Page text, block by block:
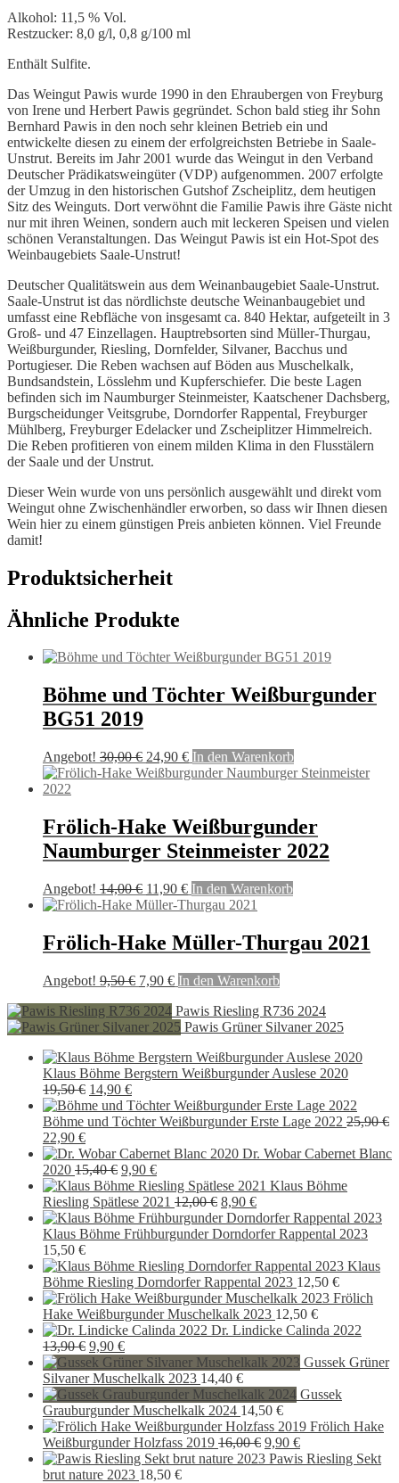
Alkohol: 11,5 % Vol.
Restzucker: 8,0 g/l, 0,8 g/100 ml
Enthält Sulfite.
Das Weingut Pawis wurde 1990 in den Ehraubergen von Freyburg
von Irene und Herbert Pawis gegründet. Schon bald stieg ihr Sohn
Bernhard Pawis in den noch sehr kleinen Betrieb ein und
entwickelte diesen zu einem der erfolgreichsten Betriebe in Saale-
Unstrut. Bereits im Jahr 2001 wurde das Weingut in den Verband
Deutscher Prädikatsweingüter (VDP) aufgenommen. 2007 erfolgte
der Umzug in den historischen Gutshof Zscheiplitz, dem heutigen
Sitz des Weinguts. Dort verwöhnt die Familie Pawis ihre Gäste nicht
nur mit ihren Weinen, sondern auch mit leckeren Speisen und vielen
schönen Veranstaltungen. Das Weingut Pawis ist ein Hot-Spot des
Weinbaugebiets Saale-Unstrut!
Deutscher Qualitätswein aus dem Weinanbaugebiet Saale-Unstrut.
Saale-Unstrut ist das nördlichste deutsche Weinanbaugebiet und
umfasst eine Rebfläche von insgesamt ca. 840 Hektar, aufgeteilt in 3
Groß- und 47 Einzellagen. Hauptrebsorten sind Müller-Thurgau,
Weißburgunder, Riesling, Dornfelder, Silvaner, Bacchus und
Portugieser. Die Reben wachsen auf Böden aus Muschelkalk,
Bundsandstein, Lösslehm und Kupferschiefer. Die beste Lagen
befinden sich im Naumburger Steinmeister, Kaatschener Dachsberg,
Burgscheidunger Veitsgrube, Dorndorfer Rappental, Freyburger
Mühlberg, Freyburger Edelacker und Zscheiplitzer Himmelreich.
Die Reben profitieren von einem milden Klima in den Flusstälern
der Saale und der Unstrut.
Dieser Wein wurde von uns persönlich ausgewählt und direkt vom
Weingut ohne Zwischenhändler erworben, so dass wir Ihnen diesen
Wein hier zu einem günstigen Preis anbieten können. Viel Freunde
damit!
Produktsicherheit
Ähnliche Produkte
Böhme und Töchter Weißburgunder
BG51 2019
Angebot! 30,00€ Ursprünglicher
Preis
24,90 €Aktueller
Preis
In den Warenkorb
Frölich-Hake Weißburgunder
Naumburger Steinmeister 2022
Angebot! 14,00€ Ursprünglicher
Preis
14,00 €
11,90 €Aktueller
Preis
11,90 €.
In den Warenkorb
Frölich-Hake Müller-Thurgau 2021
Angebot! 9,50€ Ursprünglicher
war:
9,50 €
7,90 €Aktueller
ist:
7,90 €.
In den Warenkorb
Pawis Riesling R736 2024
Pawis Grüner Silvaner 2025
Klaus Böhme Bergstern Weißburgunder Auslese 2020
19,50€ Ursprünglicher
Preis
war:
14,90 €Aktueller
Preis
ist:
Böhme und Töchter Weißburgunder Erste Lage 2022 25,90€
Ursprünglicher
Preis
war:
25,90 €
22,90 €Aktueller
Preis
ist:
22,90 €.
Dr. Wobar Cabernet Blanc
2020 15,40€ Ursprünglicher
Preis
war:
15,40 €
9,90 €Aktueller
Preis
ist:
9,90 €.
Klaus Böhme
Riesling Spätlese 2021 12,00€ Ursprünglicher
Preis
war:
8,90 €Aktueller
Preis
ist:
Klaus Böhme Frühburgunder Dorndorfer Rappental 2023
15,50 €
Klaus
Böhme Riesling Dorndorfer Rappental 2023 12,50 €
Frölich
Hake Weißburgunder Muschelkalk 2023 12,50 €
Dr. Lindicke Calinda 2022
13,90€ Ursprünglicher
Preis
war:
13,90 €
9,90 €Aktueller
Preis
ist:
9,90 €.
Gussek Grüner
Silvaner Muschelkalk 2023 14,40 €
Gussek
Grauburgunder Muschelkalk 2024 14,50 €
Frölich Hake
Weißburgunder Holzfass 2019 16,00€ Ursprünglicher
Preis
9,90 €Aktueller
Preis
Pawis Riesling Sekt
brut nature 2023 18,50 €